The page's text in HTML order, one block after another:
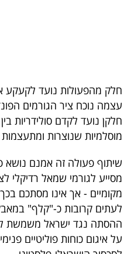
פודקאסט
40
UNDER
40
שיתופי
פעולה
חלק מהפעולות נועד לקעקע
עצמה נוכח ציר הגורמים
חלקן נועד לקדם סולידריות
מוסלמיות שנוצרות
שיתוף פעולה זה אמנם נושא
מסייע לגורמי שמאל רדיקלי
מקומיים - אך אינו מסתכם
לעתים קרובות כ-"קלף"
ההסתה נגד ישראל משמשת
על איגום כוחות פוליטיים